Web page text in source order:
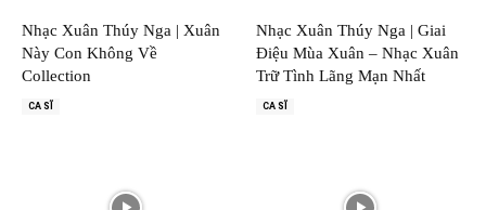
Nhạc Xuân Thúy Nga | Xuân
Này Con Không Về
Collection
CA SĨ
Nhạc Xuân Thúy Nga | Giai
Điệu Mùa Xuân – Nhạc Xuân
Trữ Tình Lãng Mạn Nhất
CA SĨ